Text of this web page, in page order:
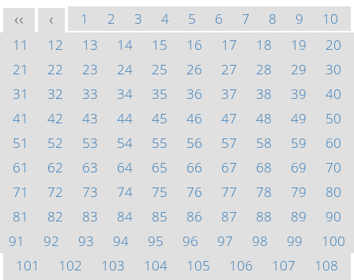
<< < 1 2 3 4 5 6 7 8 9
10
11
12 13 14 15 16 17 18 19
20
21
22 23 24 25 26 27 28 29
30
31
32 33 34 35 36 37 38 39
40
41
42 43 44 45 46 47 48 49
50
51
52 53 54 55 56 57 58 59
60
61
62 63 64 65 66 67 68 69
70
71
72 73 74 75 76 77 78 79
80
81
82 83 84 85 86 87 88 89
90
91
92 93 94 95 96 97 98 99
100
101
102 103 104 105 106 107
108